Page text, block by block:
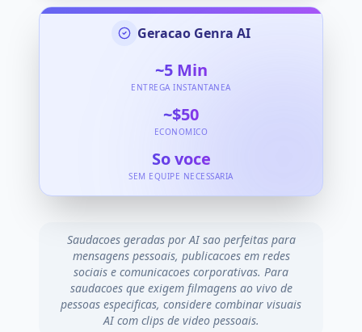
Geracao Genra AI
~5 Min
ENTREGA INSTANTANEA
~$50
ECONOMICO
So voce
SEM EQUIPE NECESSARIA
Saudacoes geradas por AI sao perfeitas para
mensagens pessoais, publicacoes em redes
sociais e comunicacoes corporativas. Para
saudacoes que exigem filmagens ao vivo de
pessoas especificas, considere combinar visuais
AI com clips de video pessoais.